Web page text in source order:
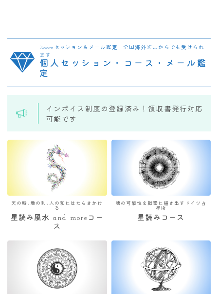
Zoomセッション＆メール鑑定 全国海外どこからでも受けられ
ます
個人セッション・コース・メール鑑
定
インボイス制度の登録済み！領収書発行対応
可能です
天の時×地の利×人の和にはたらきかけ
る
星読み風水 and moreコー
ス
魂の可能性を緻密に描き出すドイツ占
星術
星読みコース